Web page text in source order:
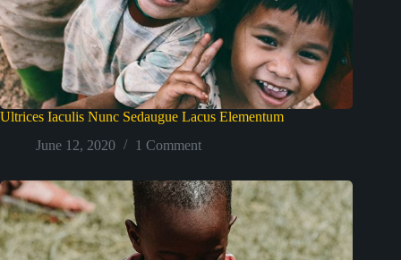
Ultrices Iaculis Nunc Sedaugue Lacus Elementum
June 12, 2020
1 Comment